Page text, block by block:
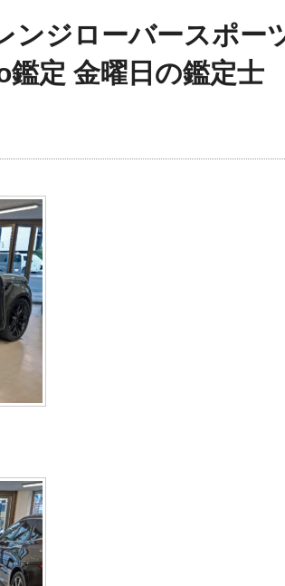
ンジローバースポ
鑑定 金曜日の鑑定